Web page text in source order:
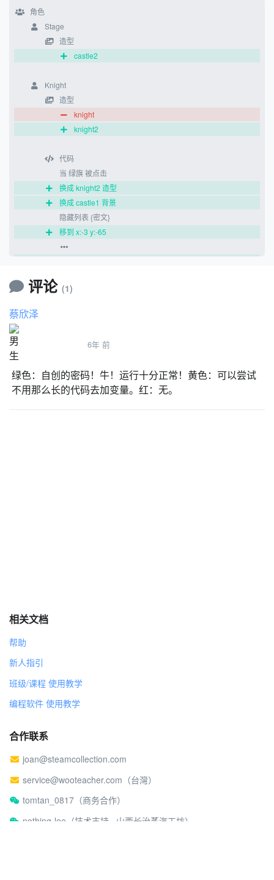
角色
Stage
造型
castle2
Knight
造型
knight
knight2
代码
当 绿旗 被点击
换成 knight2 造型
换成 castle1 背景
隐藏列表 {密文}
移到 x:-3 y:-65
在 1 秒内滑行到 x:-3 y:-65
Knight2
Wizard
评论 (1)
蔡欣泽
6年 前
绿色：自创的密码！牛！运行十分正常！黄色：可以尝试
不用那么长的代码去加变量。红：无。
相关文档
帮助
新人指引
班级/课程 使用教学
编程软件 使用教学
合作联系
joan@steamcollection.com
service@wooteacher.com（台灣）
tomtan_0817（商务合作）
nothing-lee（技术支持 · 山西长治蒸汽工坊）